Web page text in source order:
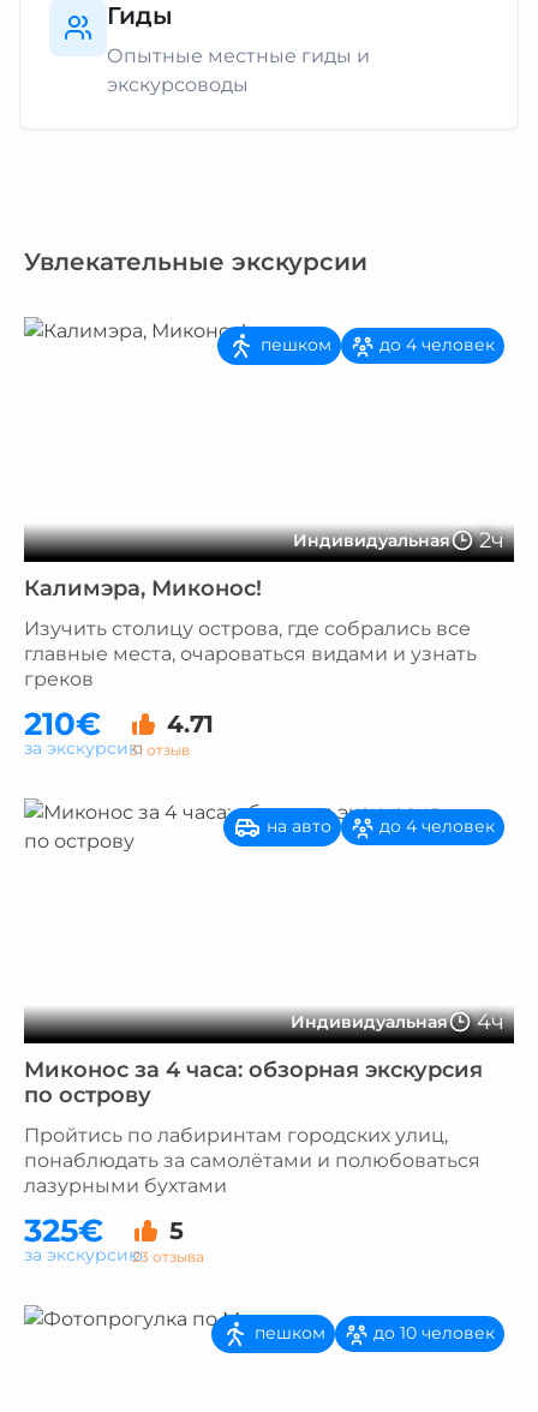
Гиды
Опытные местные гиды и
экскурсоводы
Увлекательные экскурсии
Индивидуальная 2ч
пешком до 4 человек
Калимэра, Миконос!
Изучить столицу острова, где собрались все
главные места, очароваться видами и узнать
греков
210€ 4.71
31 отзыв
за экскурсию
Индивидуальная 4ч
на авто до 4 человек
Миконос за 4 часа: обзорная экскурсия
по острову
Пройтись по лабиринтам городских улиц,
понаблюдать за самолётами и полюбоваться
лазурными бухтами
325€ 5
23 отзыва
за экскурсию
пешком до 10 человек